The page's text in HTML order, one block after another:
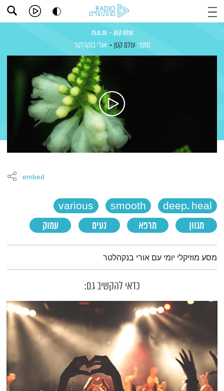
עולם קטן – 15.8.18
מתוך: עולם קטן אורי בנקהלטר
deep. heal
smooth
various
מגוון
מרפא נעים עמוק
embed
תמצית הפודקאסט
מסע מוזיקלי יומי עם אורי בנקהלטר
כדאי להקשיב גם: